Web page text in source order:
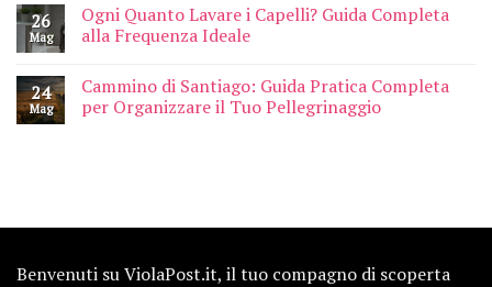
26
Mag
Ogni Quanto Lavare i Capelli? Guida Completa
alla Frequenza Ideale
24
Mag
Cammino di Santiago: Guida Pratica Completa
per Organizzare il Tuo Pellegrinaggio
Benvenuti su ViolaPost.it, il tuo compagno di scoperta